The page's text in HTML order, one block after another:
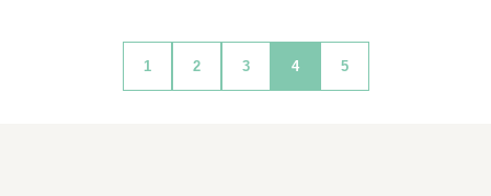
1 2 3 4 5